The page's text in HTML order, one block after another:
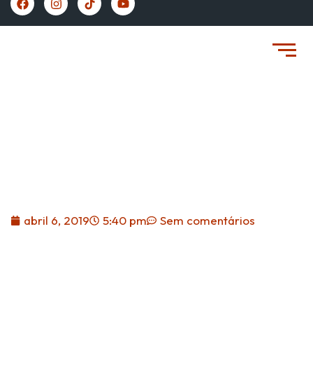
https://vivernaespanha.com/
abril 6, 2019 5:40 pm Sem comentários